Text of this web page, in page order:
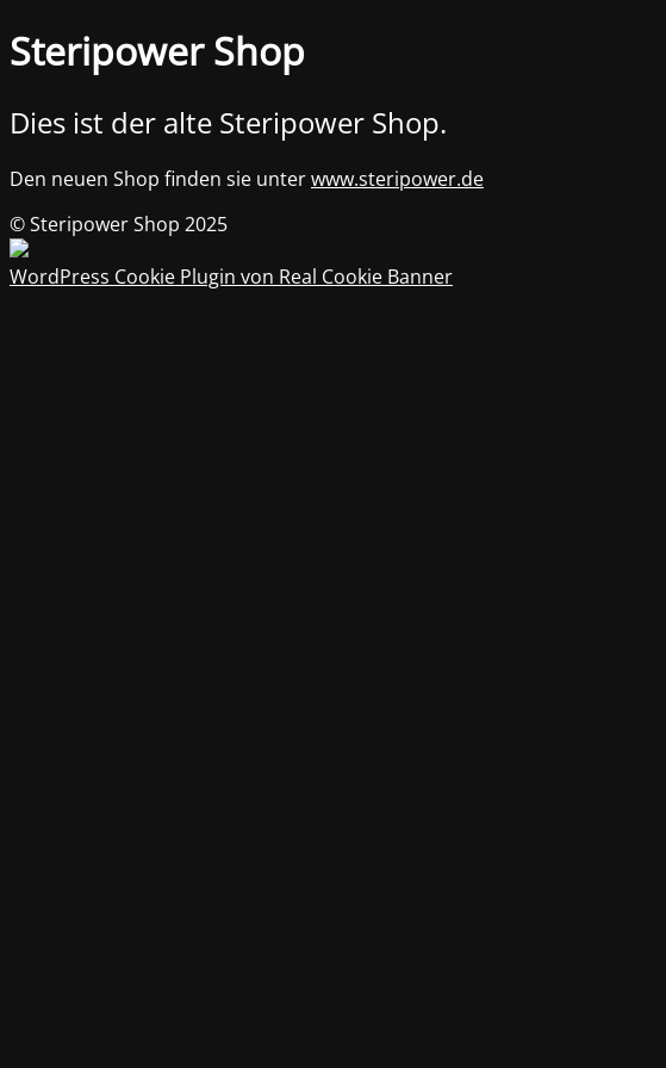
Steripower Shop
Dies ist der alte Steripower Shop.
Den neuen Shop finden sie unterwww.steripower.de
© Steripower Shop 2025
WordPress Cookie Plugin von Real Cookie Banner